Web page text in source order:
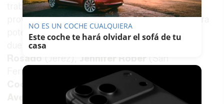
trabajos a diseñadores profesionales de la
provincia que necesitan un impulso añadido para
potenciar sus carreras. El público asistió a “un
duelo” de creaciones en el que
Rosado (Jerez), Jennifer Rober (San
Fernando),
Rocío Merino(Sanlúcar),
(Los Barrios),Isabel
(Arcos),Alejandro Andana
(San
NO ES UN COCHE CUALQUIERA
Este coche te hará olvidar el sofá de tu
casa